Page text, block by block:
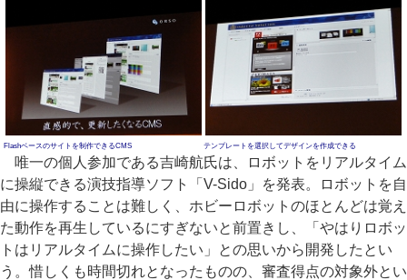
Flashベースのサイトを制作できるCMS テンプレートを選択してデザインを作成できる
唯一の個人参加である吉崎航氏は、ロボットをリアルタイム
に操縦できる演技指導ソフト「V-Sido」を発表。ロボットを自
由に操作することは難しく、ホビーロボットのほとんどは覚え
た動作を再生しているにすぎないと前置きし、「やはりロボッ
トはリアルタイムに操作したい」との思いから開発したとい
う。惜しくも時間切れとなったものの、審査得点の対象外とい